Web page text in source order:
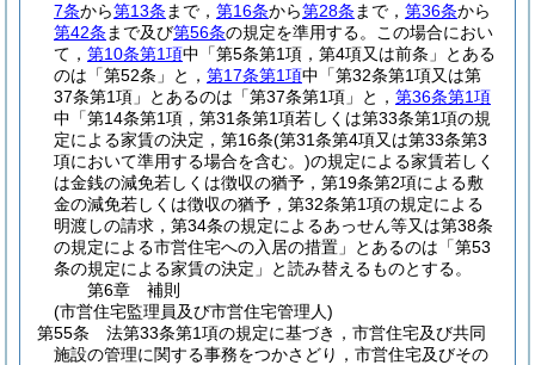
7条から第13条 まで， 第16条から第28条 まで， 第36条から
第42条 まで及び第56条の規定を準用する。
この場合におい
て， 第10条第1項中「第5条第1項，第4項又は前条」とある
のは「第52条」と， 第17条第1項中「第32条第1項又は第
37条第1項」とあるのは「第37条第1項」と， 第36条第1項
中「第14条第1項，第31条第1項若しくは第33条第1項の規
定による家賃の決定，第16条(第31条第4項又は第33条第3
項において準用する場合を含む。)の規定による家賃若しく
は金銭の減免若しくは徴収の猶予，第19条第2項による敷
金の減免若しくは徴収の猶予，第32条第1項の規定による
明渡しの請求，第34条の規定によるあっせん等又は第38条
の規定による市営住宅への入居の措置」とあるのは「第53
条の規定による家賃の決定」と読み替えるものとする。
第6章
補則
(市営住宅監理員及び市営住宅管理人)
第55条
法第33条第1項の規定に基づき，市営住宅及び共同
施設の管理に関する事務をつかさどり，市営住宅及びその